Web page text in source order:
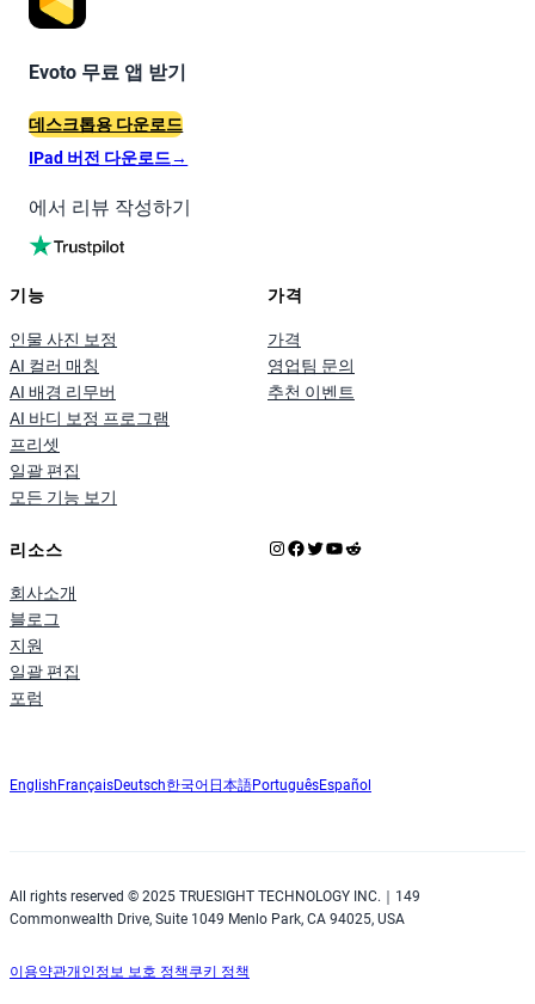
Evoto 무료 앱 받기
데스크톱용 다운로드
IPad 버전 다운로드→
에서 리뷰 작성하기
기능
인물 사진 보정
AI 컬러 매칭
AI 배경 리무버
AI 바디 보정 프로그램
프리셋
일괄 편집
모든 기능 보기
가격
가격
영업팀 문의
추천 이벤트
리소스
회사소개
블로그
지원
일괄 편집
포럼
Instagram
Facebook
X YouTube
Reddit
English FrançaisDeutsch한국어 日本語PortuguêsEspañol
All rights reserved © 2025 TRUESIGHT TECHNOLOGY INC.｜149
Commonwealth Drive, Suite 1049 Menlo Park, CA 94025, USA
이용약관개인정보 보호 정책쿠키 정책